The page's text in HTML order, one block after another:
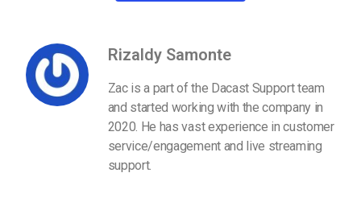
Rizaldy Samonte
Zac is a part of the Dacast Support team
and started working with the company in
2020. He has vast experience in customer
service/engagement and live streaming
support.